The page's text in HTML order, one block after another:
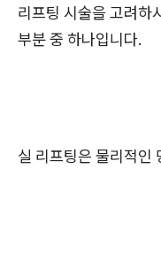
리프팅 시술을 고려하
부분 중 하나입니다.
실 리프팅은 물리적인